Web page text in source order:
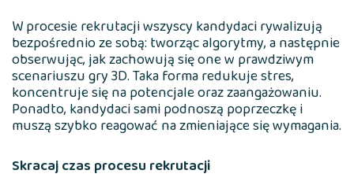
W procesie rekrutacji wszyscy kandydaci rywalizują
bezpośrednio ze sobą: tworząc algorytmy, a następnie
obserwując, jak zachowują się one w prawdziwym
scenariuszu gry 3D. Taka forma redukuje stres,
koncentruje się na potencjale oraz zaangażowaniu.
Ponadto, kandydaci sami podnoszą poprzeczkę i
muszą szybko reagować na zmieniające się wymagania.
Skracaj czas procesu rekrutacji